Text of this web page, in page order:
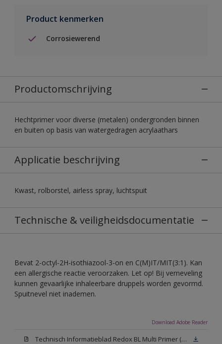
Product kenmerken
Corrosiewerend
Productomschrijving
Hechtprimer voor diverse (metalen) ondergronden binnen
en buiten op basis van watergedragen acrylaathars
Applicatie beschrijving
Kwast, rolborstel, airless spray, luchtspuit
Technische & veiligheidsdocumentatie
Bevat 2-octyl-2H-isothiazool-3-on en C(M)IT/MIT(3:1). Kan
een allergische reactie veroorzaken. Let op! Bij verneveling
kunnen gevaarlijke inhaleerbare druppels worden gevormd.
Spuitnevel niet inademen.
Download Adobe Reader
Technisch Informatieblad Redox BL Multi Primer (PDF)